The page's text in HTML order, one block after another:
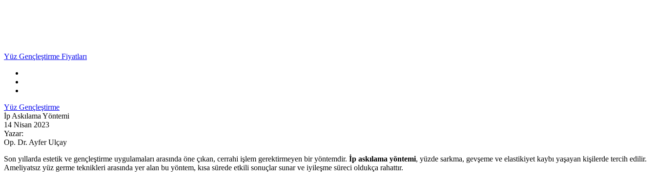
Yüz Gençleştirme Fiyatları
Yüz Gençleştirme
İp Askılama Yöntemi
14 Nisan 2023
Yazar:
Op. Dr. Ayfer Ulçay
Son yıllarda estetik ve gençleştirme uygulamaları arasında öne çıkan, cerrahi işlem gerektirmeyen bir yöntemdir. İp askılama yöntemi, yüzde sarkma, gevşeme ve elastikiyet kaybı yaşayan kişilerde tercih edilir.
Ameliyatsız yüz germe teknikleri arasında yer alan bu yöntem, kısa sürede etkili sonuçlar sunar ve iyileşme süreci oldukça rahattır.